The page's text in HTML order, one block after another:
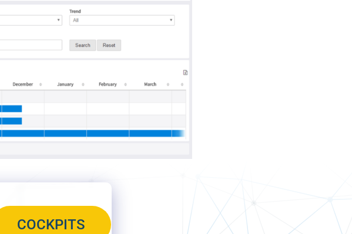
COCKPITS